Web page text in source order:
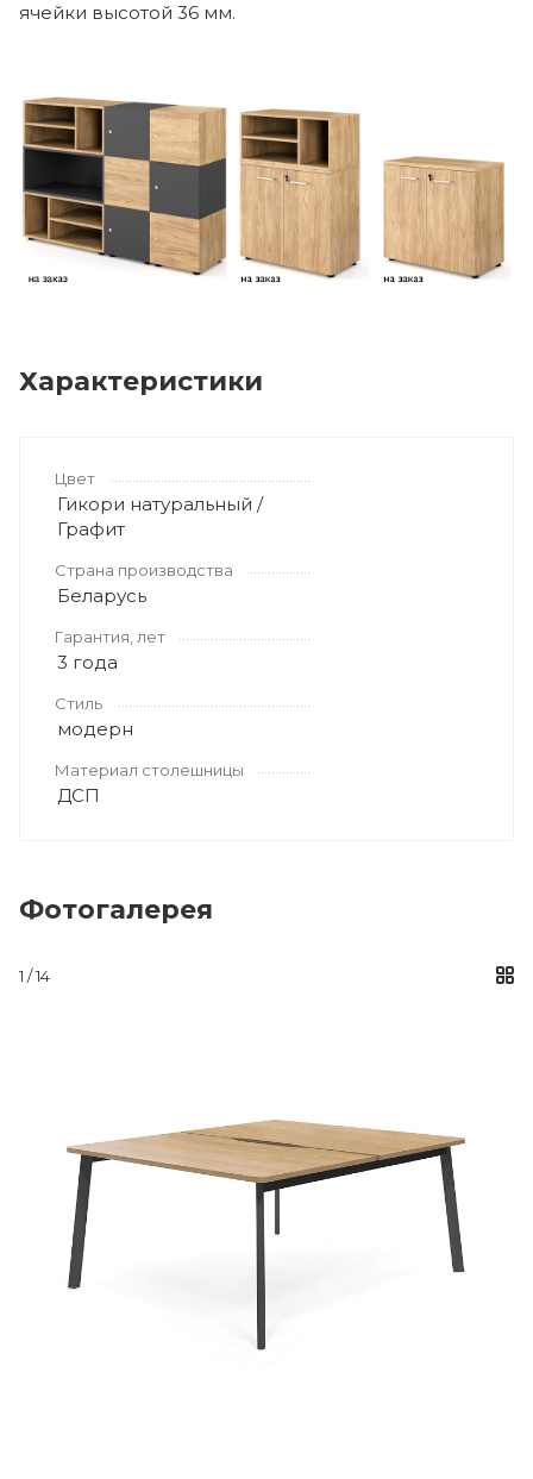
ячейки высотой 36 мм.
Характеристики
Цвет
Гикори натуральный /
Графит
Страна производства
Беларусь
Гарантия, лет
3 года
Стиль
модерн
Материал столешницы
ДСП
Фотогалерея
1 / 14